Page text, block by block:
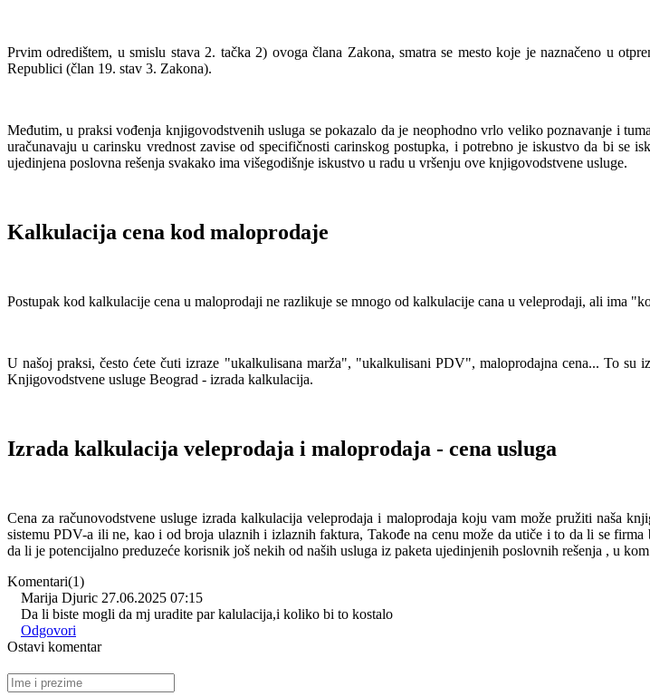
Prvim odredištem, u smislu stava 2. tačka 2) ovoga člana Zakona, smatra se mesto koje je naznačeno u
Republici (član 19. stav 3. Zakona).
Međutim, u praksi vođenja knjigovodstvenih usluga se pokazalo da je neophodno vrlo veliko poznavanje i
uračunavaju u carinsku vrednost zavise od specifičnosti carinskog postupka, i potrebno je iskustvo da bi se
ujedinjena poslovna rešenja svakako ima višegodišnje iskustvo u radu u vršenju ove knjigovodstvene usluge.
Kalkulacija cena kod maloprodaje
Postupak kod kalkulacije cena u maloprodaji ne razlikuje se mnogo od kalkulacije cana u veleprodaji, ali ima
U našoj praksi, često ćete čuti izraze "ukalkulisana marža", "ukalkulisani PDV", maloprodajna cena... To
Knjigovodstvene usluge Beograd - izrada kalkulacija.
Izrada kalkulacija veleprodaja i maloprodaja - cena usluga
Cena za računovodstvene usluge izrada kalkulacija veleprodaja i maloprodaja koju vam može pružiti naša
sistemu PDV-a ili ne, kao i od broja ulaznih i izlaznih faktura, Takođe na cenu može da utiče i to da li se
da li je potencijalno preduzeće korisnik još nekih od naših usluga iz paketa ujedinjenih poslovnih rešenja , u
Komentari(1)
Marija Djuric 27.06.2025 07:15
Da li biste mogli da mj uradite par kalulacija,i koliko bi to kostalo
Odgovori
Ostavi komentar